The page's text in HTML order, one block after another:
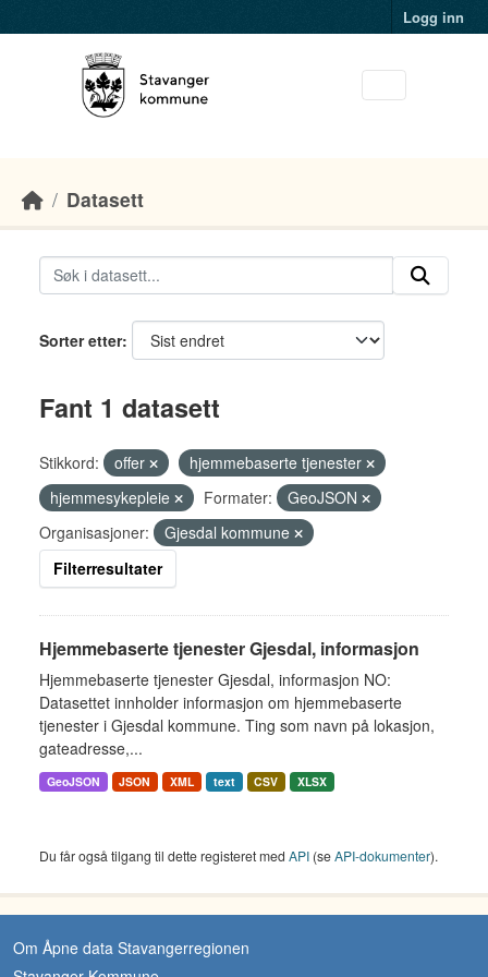
Logg inn
Datasett
Sorter etter
Fant 1 datasett
Stikkord: offer
hjemmebaserte tjenester
hjemmesykepleie
Formater:
GeoJSON
Organisasjoner:
Gjesdal kommune
Filterresultater
Hjemmebaserte tjenester Gjesdal, informasjon
Hjemmebaserte tjenester Gjesdal, informasjon NO:
Datasettet innholder informasjon om hjemmebaserte
tjenester i Gjesdal kommune. Ting som navn på lokasjon,
gateadresse,...
GeoJSON JSON XML text CSV XLSX
Du får også tilgang til dette registeret med API (seAPI-dokumenter).
Om Åpne data Stavangerregionen